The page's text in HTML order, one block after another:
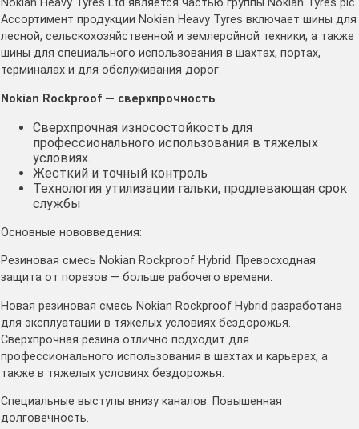
Nokian Heavy Tyres Ltd является частью группы Nokian Tyres plc.
Ассортимент продукции Nokian Heavy Tyres включает шины для
лесной, сельскохозяйственной и землеройной техники, а также
шины для специального использования в шахтах, портах,
терминалах и для обслуживания дорог.
Nokian Rockproof — сверхпрочность
Сверхпрочная износостойкость для
профессионального использования в тяжелых
условиях.
Жесткий и точный контроль
Технология утилизации гальки, продлевающая срок
службы
Основные нововведения:
Резиновая смесь Nokian Rockproof Hybrid. Превосходная
защита от порезов — больше рабочего времени.
Новая резиновая смесь Nokian Rockproof Hybrid разработана
для эксплуатации в тяжелых условиях бездорожья.
Сверхпрочная резина отлично подходит для
профессионального использования в шахтах и карьерах, а
также в тяжелых условиях бездорожья.
Специальные выступы внизу каналов. Повышенная
долговечность.